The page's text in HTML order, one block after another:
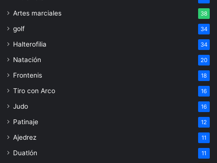
Artes marciales 38
golf 34
Halterofilia 34
Natación 20
Frontenis 18
Tiro con Arco 16
Judo 16
Patinaje 12
Ajedrez 11
Duatlón 11